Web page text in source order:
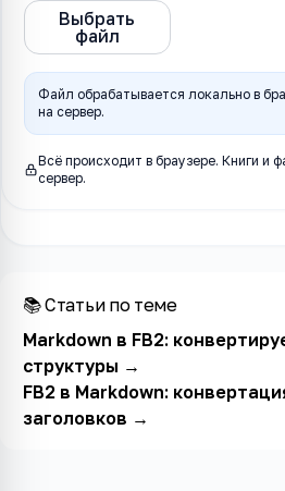
Выбрать
файл
Файл обрабатывается локально в
на сервер.
Всё происходит в браузере. Книги и
сервер.
📚 Статьи по теме
Markdown в FB2:
структуры →
FB2 в Markdown:
заголовков →